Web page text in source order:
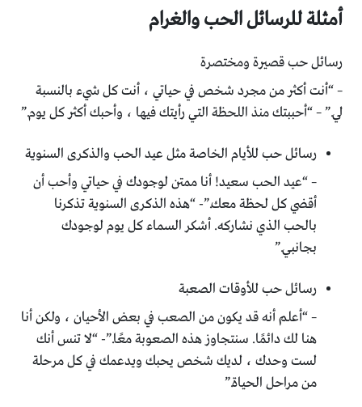
أمثلة للرسائل الحب والغرام
رسائل حب قصيرة ومختصرة
– “أنت أكثر من مجرد شخص في حياتي ، أنت كل شيء بالنسبة
لي.” – “أحببتك منذ اللحظة التي رأيتك فيها ، وأحبك أكثر كل يوم.”
رسائل حب للأيام الخاصة مثل عيد الحب والذكرى السنوية
– “عيد الحب سعيد! أنا ممتن لوجودك في حياتي وأحب أن
أقضي كل لحظة معك.”- “هذه الذكرى السنوية تذكرنا
بالحب الذي نشاركه. أشكر السماء كل يوم لوجودك
بجانبي.”
رسائل حب للأوقات الصعبة
– “أعلم أنه قد يكون من الصعب في بعض الأحيان ، ولكن أنا
هنا لك دائمًا. سنتجاوز هذه الصعوبة معًا.”- “لا تنس أنك
لست وحدك ، لديك شخص يحبك ويدعمك في كل مرحلة
من مراحل الحياة.”